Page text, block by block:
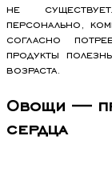
не
персонально,
согласно
продукты
возраста.
Овощи —
сердца